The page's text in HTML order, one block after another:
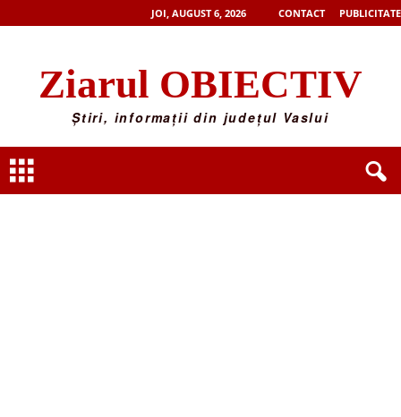
JOI, AUGUST 6, 2026 CONTACT PUBLICITATE
Ziarul OBIECTIV
Știri, informații din județul Vaslui